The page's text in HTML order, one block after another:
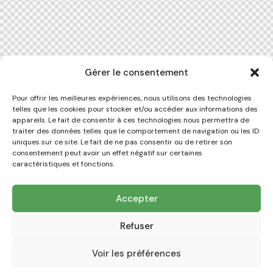
Gérer le consentement
Pour offrir les meilleures expériences, nous utilisons des technologies
telles que les cookies pour stocker et/ou accéder aux informations des
appareils. Le fait de consentir à ces technologies nous permettra de
traiter des données telles que le comportement de navigation ou les ID
uniques sur ce site. Le fait de ne pas consentir ou de retirer son
consentement peut avoir un effet négatif sur certaines
caractéristiques et fonctions.
Accepter
Refuser
Voir les préférences